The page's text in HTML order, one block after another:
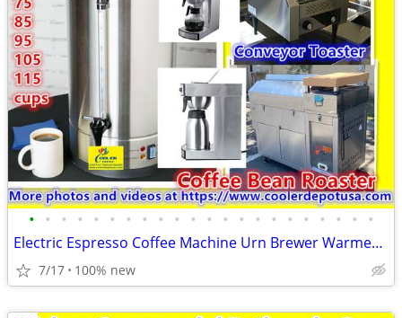
• • • • • • • • • • • • • • • • • • • • • •
Electric Espresso Coffee Machine Urn Brewer Warmer Conveyor Coffee
7/17 100% new